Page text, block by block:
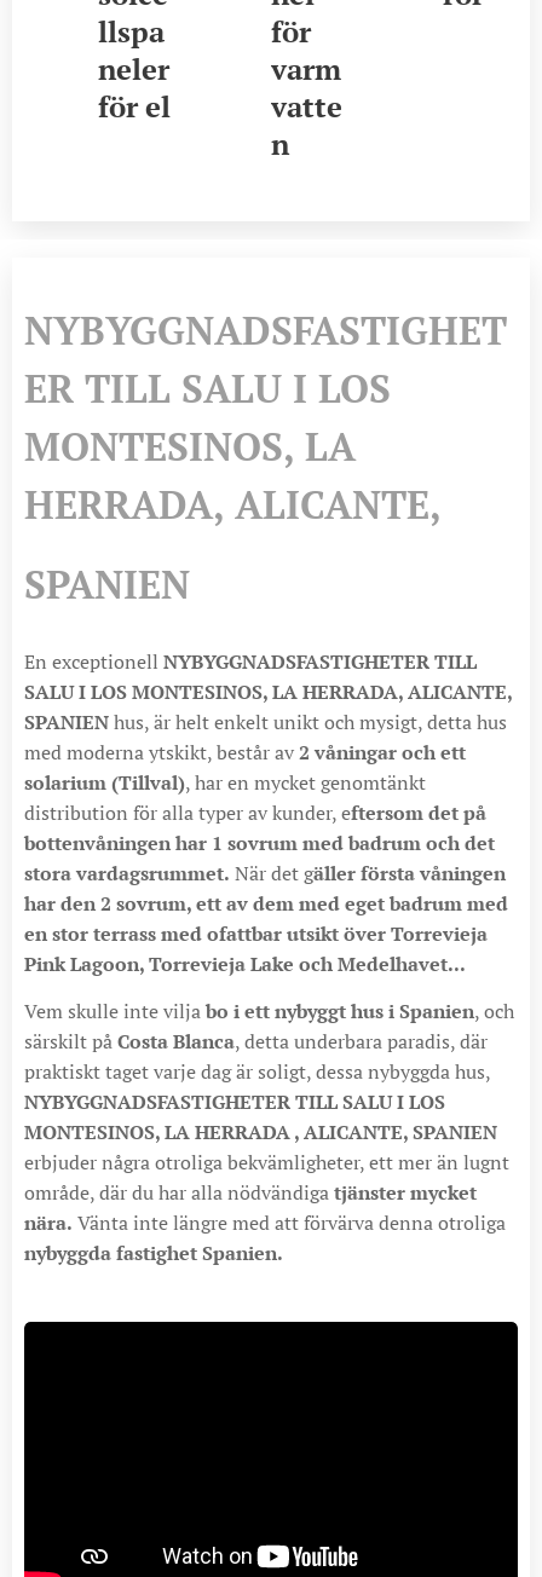
llspa
neler
för el
för
varm
vatte
n
NYBYGGNADSFASTIGHET
ER TILL SALU I LOS
MONTESINOS, LA
HERRADA, ALICANTE,
SPANIEN
En exceptionell NYBYGGNADSFASTIGHETER TILL
SALU I LOS MONTESINOS, LA HERRADA, ALICANTE,
SPANIENhus, är helt enkelt unikt och mysigt, detta hus
med moderna ytskikt, består av2 våningar och ett
solarium (Tillval), har en mycket genomtänkt
distribution för alla typer av kunder, eftersom det på
bottenvåningen har 1 sovrum med badrum och det
stora vardagsrummet. När det gäller första våningen
har den 2 sovrum, ett av dem med eget badrum med
en stor terrass med ofattbar utsikt över Torrevieja
Pink Lagoon, Torrevieja Lake och Medelhavet...
Vem skulle inte viljabo i ett nybyggt hus i Spanien, och
särskilt påCosta Blanca, detta underbara paradis, där
praktiskt taget varje dag är soligt, dessa nybyggda hus,
NYBYGGNADSFASTIGHETER TILL SALU I LOS
MONTESINOS, LA HERRADA , ALICANTE, SPANIEN
erbjuder några otroliga bekvämligheter, ett mer än lugnt
område, där du har alla nödvändigatjänster mycket
nära. Vänta inte längre med att förvärva denna otroliga
nybyggda fastighet Spanien.